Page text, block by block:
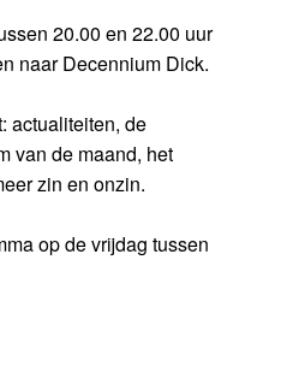
20.00 en 22.00 uur
naar Decennium Dick.
actualiteiten, de
van de maand, het
zin en onzin.
op de vrijdag tussen